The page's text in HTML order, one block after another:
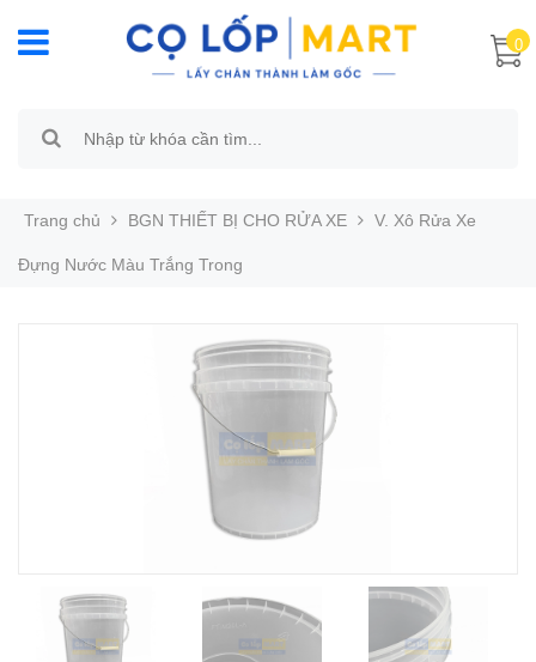
0
Trang chủ BGN THIẾT BỊ CHO RỬA XE V. Xô Rửa Xe
Đựng Nước Màu Trắng Trong